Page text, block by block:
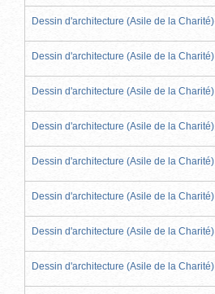
Dessin d'architecture (Asile de la Charité)
Dessin d'architecture (Asile de la Charité)
Dessin d'architecture (Asile de la Charité)
Dessin d'architecture (Asile de la Charité)
Dessin d'architecture (Asile de la Charité)
Dessin d'architecture (Asile de la Charité)
Dessin d'architecture (Asile de la Charité)
Dessin d'architecture (Asile de la Charité)